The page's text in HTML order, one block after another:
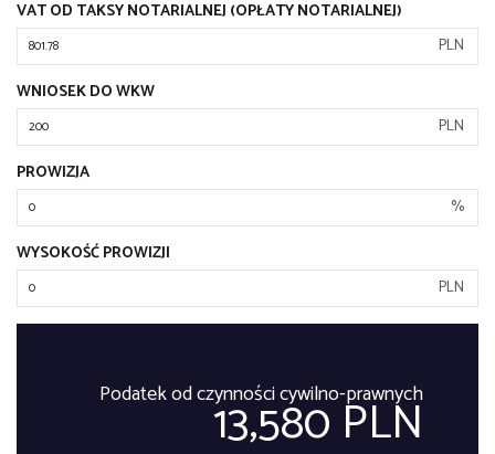
VAT OD TAKSY NOTARIALNEJ (OPŁATY NOTARIALNEJ)
PLN
WNIOSEK DO WKW
PLN
PROWIZJA
%
WYSOKOŚĆ PROWIZJI
PLN
Podatek od czynności cywilno-prawnych
13,580 PLN